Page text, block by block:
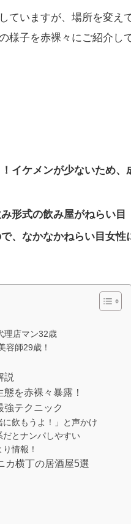
ていますが、場所を変え
様子を赤裸々にご紹介し
イケメンが少ないため、
形式の飲み屋がねらい目
、なかなかねらい目女性
理店マン32歳
容師29歳！
説
を赤裸々暴露！
強テクニック
飲もうよ！」と声かけ
だとナンパしやすい
情報！
カ横丁の居酒屋5選